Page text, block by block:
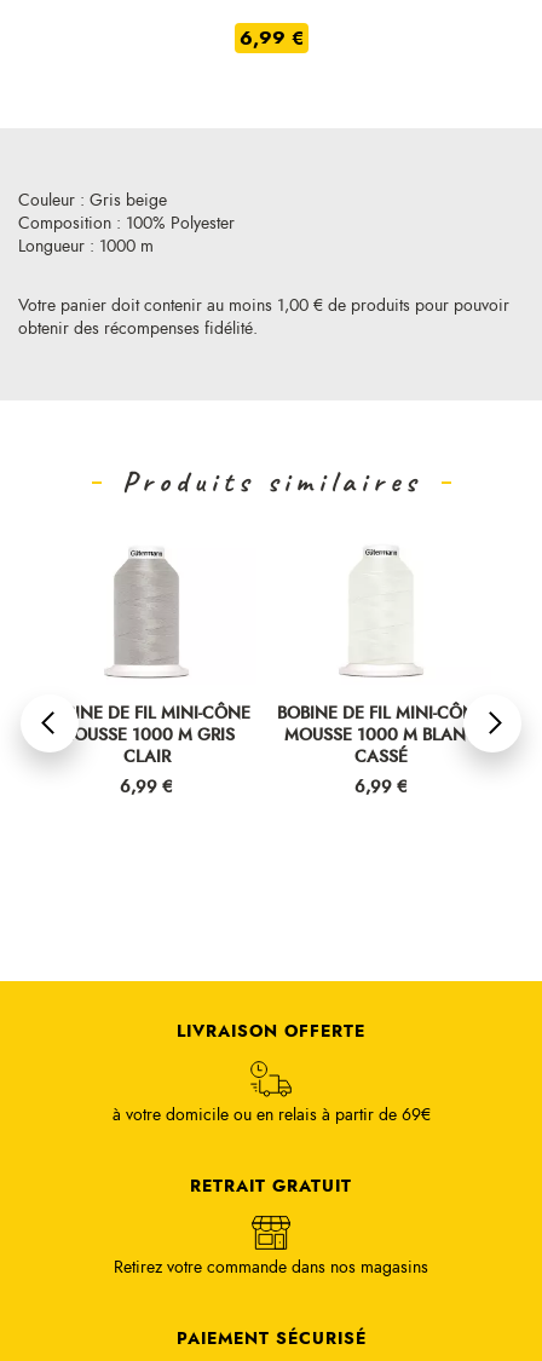
6,99 €
Votre panier doit contenir au moins 1,00 € de produits pour pouvoir
obtenir des récompenses fidélité.
Couleur : Gris beige
Composition : 100% Polyester
Longueur : 1000 m
Produits similaires
BOBINE DE FIL MINI-CÔNE
MOUSSE 1000 M GRIS
CLAIR
Prix
6,99 €
BOBINE DE FIL MINI-CÔNE
MOUSSE 1000 M BLANC
CASSÉ
Prix
6,99 €
LIVRAISON OFFERTE
à votre domicile ou en relais à partir de 69€
RETRAIT GRATUIT
Retirez votre commande dans nos magasins
PAIEMENT SÉCURISÉ